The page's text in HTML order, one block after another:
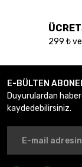
299 ₺ ve
E-BÜLTEN
Duyurulardan
kaydedebilirsiniz.